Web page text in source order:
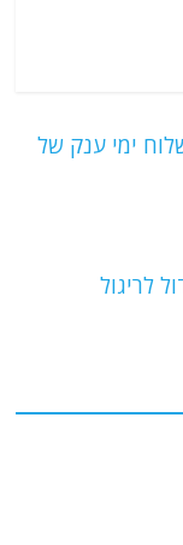
ימי ענק של
לריגול